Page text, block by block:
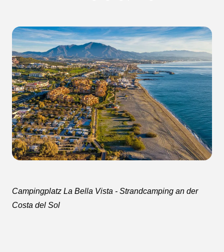
Campingplatz La Bella Vista - Strandcamping an der
Costa del Sol